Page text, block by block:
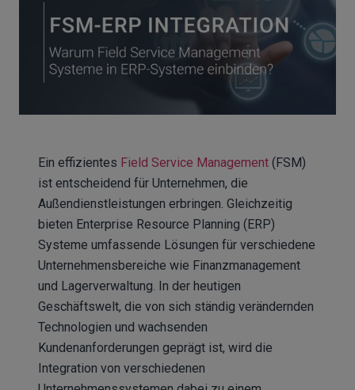
Ein effizientes Field Service Management (FSM)
ist entscheidend für Unternehmen, die
Außendienstleistungen erbringen. Gleichzeitig
bieten Enterprise Resource Planning (ERP)
Systeme umfassende Lösungen für verschiedene
Unternehmensbereiche wie Finanzmanagement
und Lagerverwaltung. In der heutigen
Geschäftswelt, die von sich ständig verändernden
Technologien und wachsenden
Kundenanforderungen geprägt ist, wird die
Integration von verschiedenen